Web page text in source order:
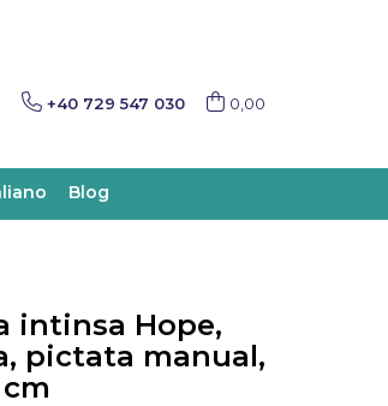
+40 729 547 030 0,00
Blog
intinsa Hope,
pictata manual,